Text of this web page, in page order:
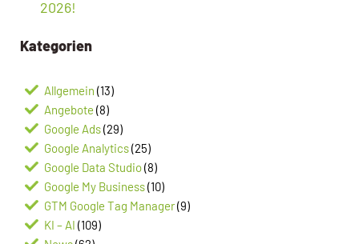
2026!
Kategorien
Allgemein (13)
Angebote (8)
Google Ads(29)
Google Analytics(25)
Google Data Studio(8)
Google My Business(10)
GTM Google Tag Manager(9)
KI – AI (109)